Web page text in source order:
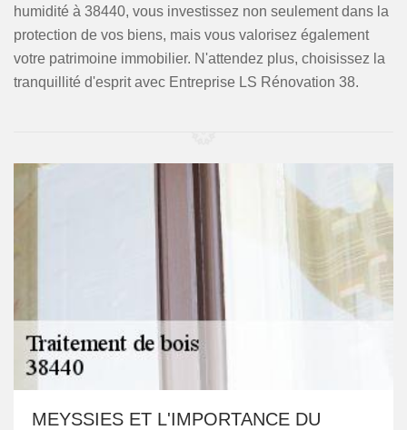
humidité à 38440, vous investissez non seulement dans la
protection de vos biens, mais vous valorisez également
votre patrimoine immobilier. N'attendez plus, choisissez la
tranquillité d'esprit avec Entreprise LS Rénovation 38.
MEYSSIES ET L'IMPORTANCE DU